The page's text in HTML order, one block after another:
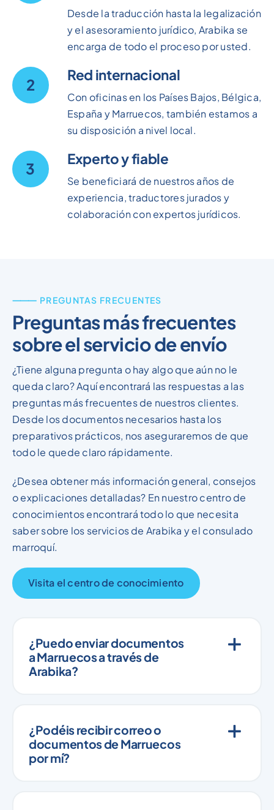
Desde la traducción hasta la legalización
y el asesoramiento jurídico, Arabika se
encarga de todo el proceso por usted.
2
Red internacional
Con oficinas en los Países Bajos, Bélgica,
España y Marruecos, también estamos a
su disposición a nivel local.
3
Experto y fiable
Se beneficiará de nuestros años de
experiencia, traductores jurados y
colaboración con expertos jurídicos.
⸻ PREGUNTAS FRECUENTES
Preguntas más frecuentes
sobre el servicio de envío
¿Tiene alguna pregunta o hay algo que aún no le
queda claro? Aquí encontrará las respuestas a las
preguntas más frecuentes de nuestros clientes.
Desde los documentos necesarios hasta los
preparativos prácticos, nos aseguraremos de que
todo le quede claro rápidamente.
¿Desea obtener más información general, consejos
o explicaciones detalladas? En nuestro centro de
conocimientos encontrará todo lo que necesita
saber sobre los servicios de Arabika y el consulado
marroquí.
Visita el centro de conocimiento
¿Puedo enviar documentos
a Marruecos a través de
Arabika?
¿Podéis recibir correo o
documentos de Marruecos
por mí?